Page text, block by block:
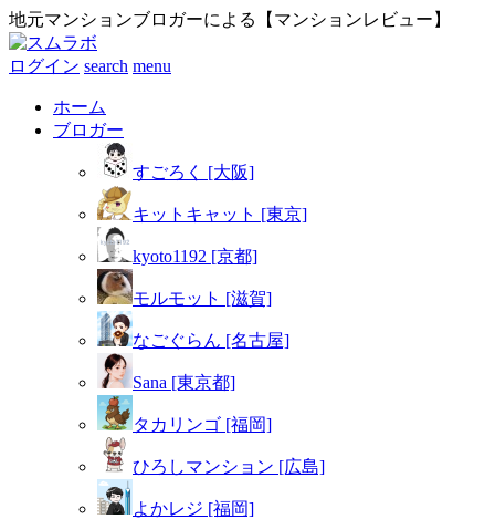
地元マンションブロガーによる【マンションレビュー】
ログイン search menu
ホーム
ブロガー
すごろく [大阪]
キットキャット [東京]
kyoto1192 [京都]
モルモット [滋賀]
なごぐらん [名古屋]
Sana [東京都]
タカリンゴ [福岡]
ひろしマンション [広島]
よかレジ [福岡]